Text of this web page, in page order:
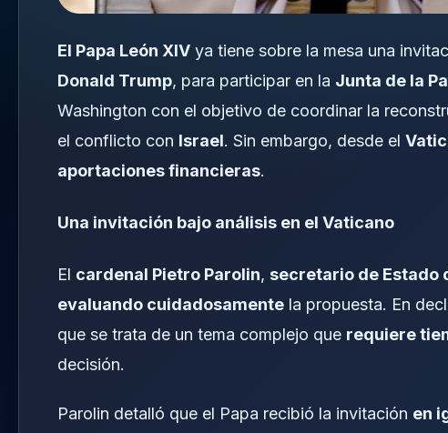
El Papa León XIV ya tiene sobre la mesa una
Donald Trump, para participar en la Junta de la
Washington con el objetivo de coordinar la
el conflicto con Israel. Sin embargo, desde el
aportaciones financieras.
Una invitación bajo análisis en el Vaticano
El cardenal Pietro Parolin, secretario de Estado
evaluando cuidadosamente la propuesta. En
que se trata de un tema complejo que requiere
decisión.
Parolin detalló que el Papa recibió la invitación en